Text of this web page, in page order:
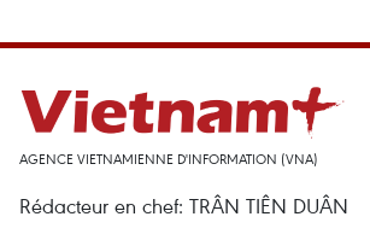
AGENCE VIETNAMIENNE D'INFORMATION (VNA)
Rédacteur en chef: TRÂN TIÊN DUÂN